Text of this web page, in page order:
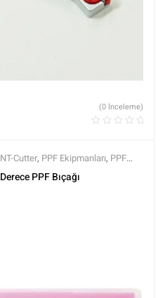
(0 İnceleme)
NT-Cutter, PPF Ekipmanları, PPF
Ürünler
PPF Bıçağı